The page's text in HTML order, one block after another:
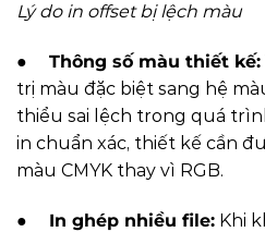
Lý do in offset bị lệch màu
● Thông số màu thiết kế:
trị màu đặc biệt sang hệ
thiểu sai lệch trong quá
in chuẩn xác, thiết kế cần
màu CMYK thay vì RGB.
● In ghép nhiều file: Khi